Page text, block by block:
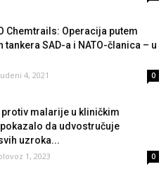
Chemtrails: Operacija putem
SAD-a i NATO-članica – u
4, 2021 0
malarije u kliničkim
da udvostručuje
uzroka...
1, 2023 0